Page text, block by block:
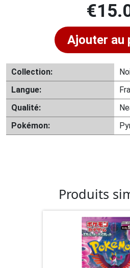
€
Ajouter au
Collection:
Langue:
Qualité:
Pokémon:
Produits